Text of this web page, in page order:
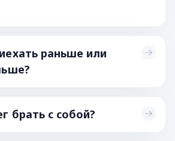
раньше или
брать с собой?